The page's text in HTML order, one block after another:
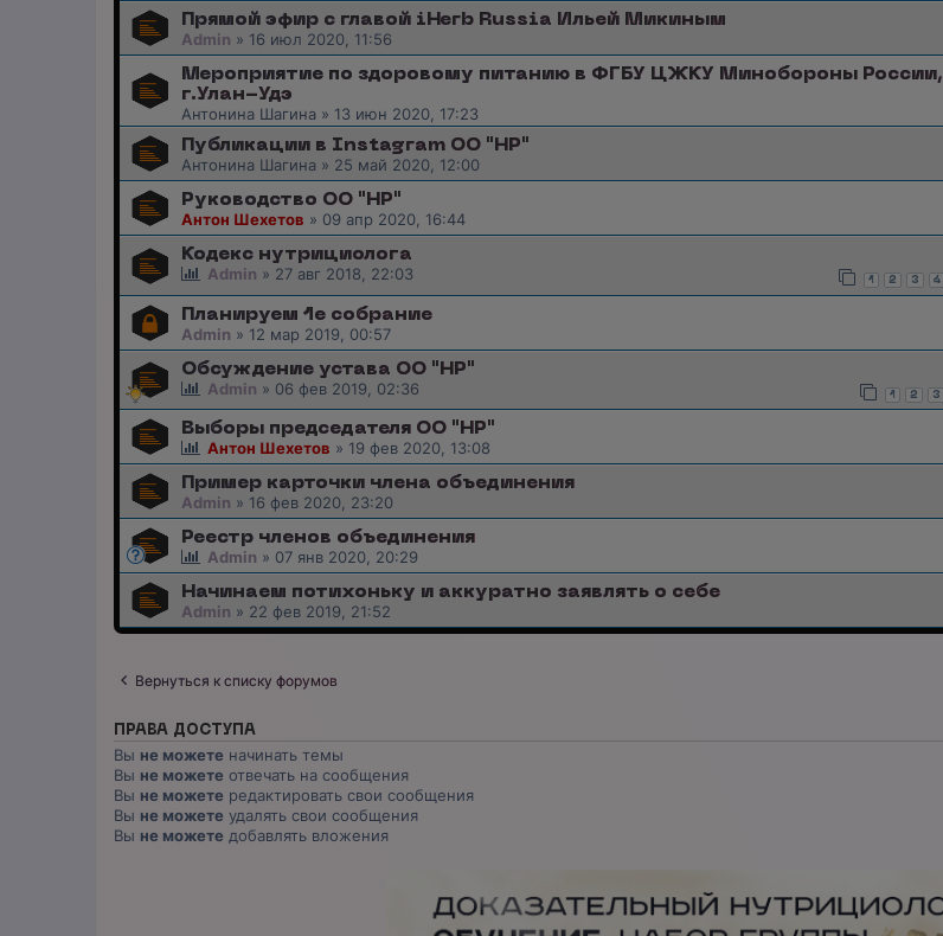
Прямой эфир с главой iHerb Russia Ильей Микиным
Admin » 16 июл 2020, 11:56
Мероприятие по здоровому питанию в ФГБУ ЦЖКУ Минобороны России,
г.Улан-Удэ
Антонина Шагина » 13 июн 2020, 17:23
Публикации в Instagram ОО "НР"
Антонина Шагина » 25 май 2020, 12:00
Руководство ОО "НР"
Антон Шехетов » 09 апр 2020, 16:44
Кодекс нутрициолога
Admin » 27 авг 2018, 22:03 1 2 3 4
Планируем 1е собрание
Admin » 12 мар 2019, 00:57
Обсуждение устава ОО "НР"
Admin » 06 фев 2019, 02:36 1 2 3
Выборы председателя ОО "НР"
Антон Шехетов » 19 фев 2020, 13:08
Пример карточки члена объединения
Admin » 16 фев 2020, 23:20
Реестр членов объединения
Admin » 07 янв 2020, 20:29
Начинаем потихоньку и аккуратно заявлять о себе
Admin » 22 фев 2019, 21:52
Вернуться к списку форумов
ПРАВА ДОСТУПА
Вы не можете начинать темы
Вы не можете отвечать на сообщения
Вы не можете редактировать свои сообщения
Вы не можете удалять свои сообщения
Вы не можете добавлять вложения